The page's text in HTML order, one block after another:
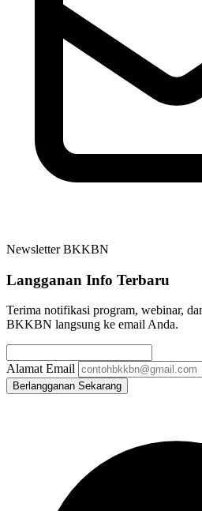
Newsletter BKKBN
Langganan Info Terbaru
Terima notifikasi program, webinar,
BKKBN langsung ke email Anda.
Alamat Email
Berlangganan Sekarang